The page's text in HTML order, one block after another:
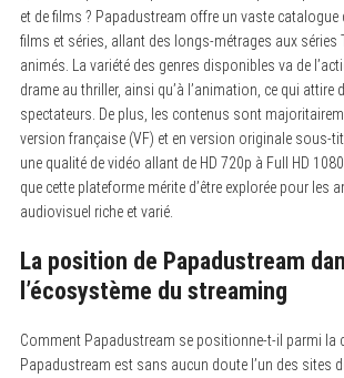
et de films ? Papadustream offre un vaste catalogue
films et séries, allant des longs-métrages aux séries
animés. La variété des genres disponibles va de
drame au thriller, ainsi qu’à l’animation, ce qui attire
spectateurs. De plus, les contenus sont
version française (VF) et en version originale sous-
une qualité de vidéo allant de HD 720p à Full HD
que cette plateforme mérite d’être explorée pour les
audiovisuel riche et varié.
La position de Papadustream
l’écosystème du streaming
Comment Papadustream se positionne-t-il parmi la
Papadustream est sans aucun doute l’un des sites